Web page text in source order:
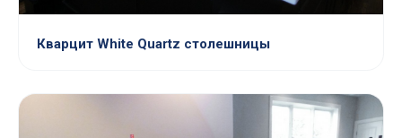
Кварцит White Quartz столешницы